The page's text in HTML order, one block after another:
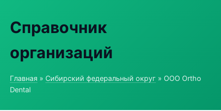
Справочник
организаций
Главная » Сибирский федеральный округ » ООО Ortho
Dental